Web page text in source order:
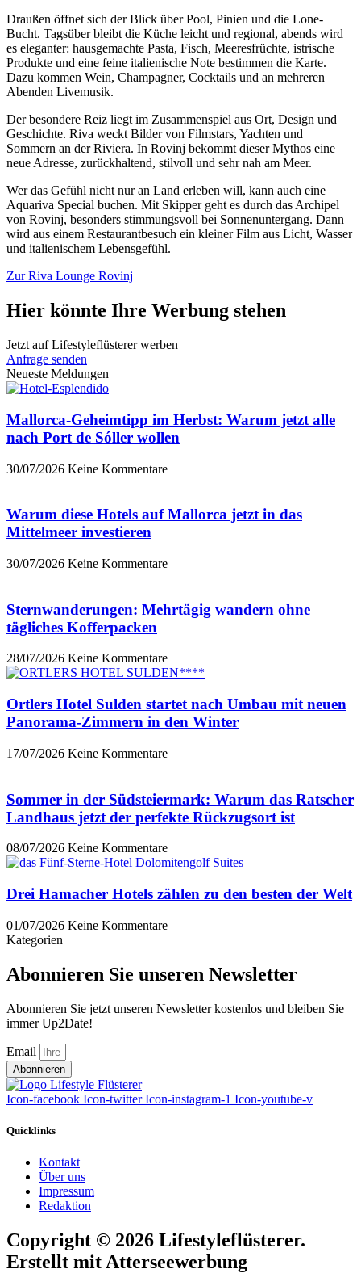
Draußen öffnet sich der Blick über Pool, Pinien und die Lone-
Bucht. Tagsüber bleibt die Küche leicht und regional, abends wird
es eleganter: hausgemachte Pasta, Fisch, Meeresfrüchte, istrische
Produkte und eine feine italienische Note bestimmen die Karte.
Dazu kommen Wein, Champagner, Cocktails und an mehreren
Abenden Livemusik.
Der besondere Reiz liegt im Zusammenspiel aus Ort, Design und
Geschichte. Riva weckt Bilder von Filmstars, Yachten und
Sommern an der Riviera. In Rovinj bekommt dieser Mythos eine
neue Adresse, zurückhaltend, stilvoll und sehr nah am Meer.
Wer das Gefühl nicht nur an Land erleben will, kann auch eine
Aquariva Special buchen. Mit Skipper geht es durch das Archipel
von Rovinj, besonders stimmungsvoll bei Sonnenuntergang. Dann
wird aus einem Restaurantbesuch ein kleiner Film aus Licht, Wasser
und italienischem Lebensgefühl.
Zur Riva Lounge Rovinj
Hier könnte Ihre Werbung stehen
Jetzt auf Lifestyleflüsterer werben
Anfrage senden
Neueste Meldungen
Mallorca-Geheimtipp im Herbst: Warum jetzt alle
nach Port de Sóller wollen
30/07/2026 Keine Kommentare
Warum diese Hotels auf Mallorca jetzt in das
Mittelmeer investieren
30/07/2026 Keine Kommentare
Sternwanderungen: Mehrtägig wandern ohne
tägliches Kofferpacken
28/07/2026 Keine Kommentare
Ortlers Hotel Sulden startet nach Umbau mit neuen
Panorama-Zimmern in den Winter
17/07/2026 Keine Kommentare
Sommer in der Südsteiermark: Warum das Ratscher
Landhaus jetzt der perfekte Rückzugsort ist
08/07/2026 Keine Kommentare
Drei Hamacher Hotels zählen zu den besten der Welt
01/07/2026 Keine Kommentare
Kategorien
Abonnieren Sie unseren Newsletter
Abonnieren Sie jetzt unseren Newsletter kostenlos und bleiben Sie
immer Up2Date!
Email
Abonnieren
Icon-facebook Icon-twitter Icon-instagram-1 Icon-youtube-v
Quicklinks
Kontakt
Über uns
Impressum
Redaktion
Copyright © 2026 Lifestyleflüsterer.
Erstellt mit Atterseewerbung